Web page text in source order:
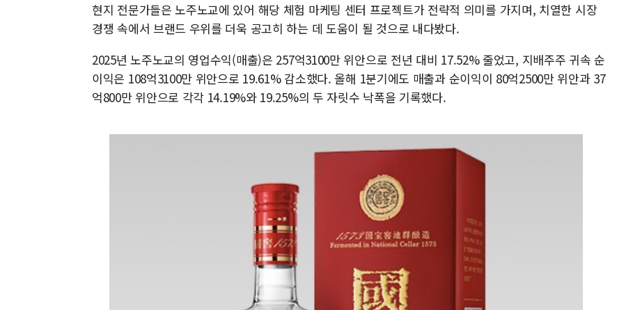
현지 전문가들은 노주노교에 있어 해당 체험 마케팅 센터 프로젝트가 전략적 의미를 가지며, 치열한 시장
경쟁 속에서 브랜드 우위를 더욱 공고히 하는 데 도움이 될 것으로 내다봤다.
2025년 노주노교의 영업수익(매출)은 257억3100만 위안으로 전년 대비 17.52% 줄었고, 지배주주 귀속 순
이익은 108억3100만 위안으로 19.61% 감소했다. 올해 1분기에도 매출과 순이익이 80억2500만 위안과 37
억800만 위안으로 각각 14.19%와 19.25%의 두 자릿수 낙폭을 기록했다.